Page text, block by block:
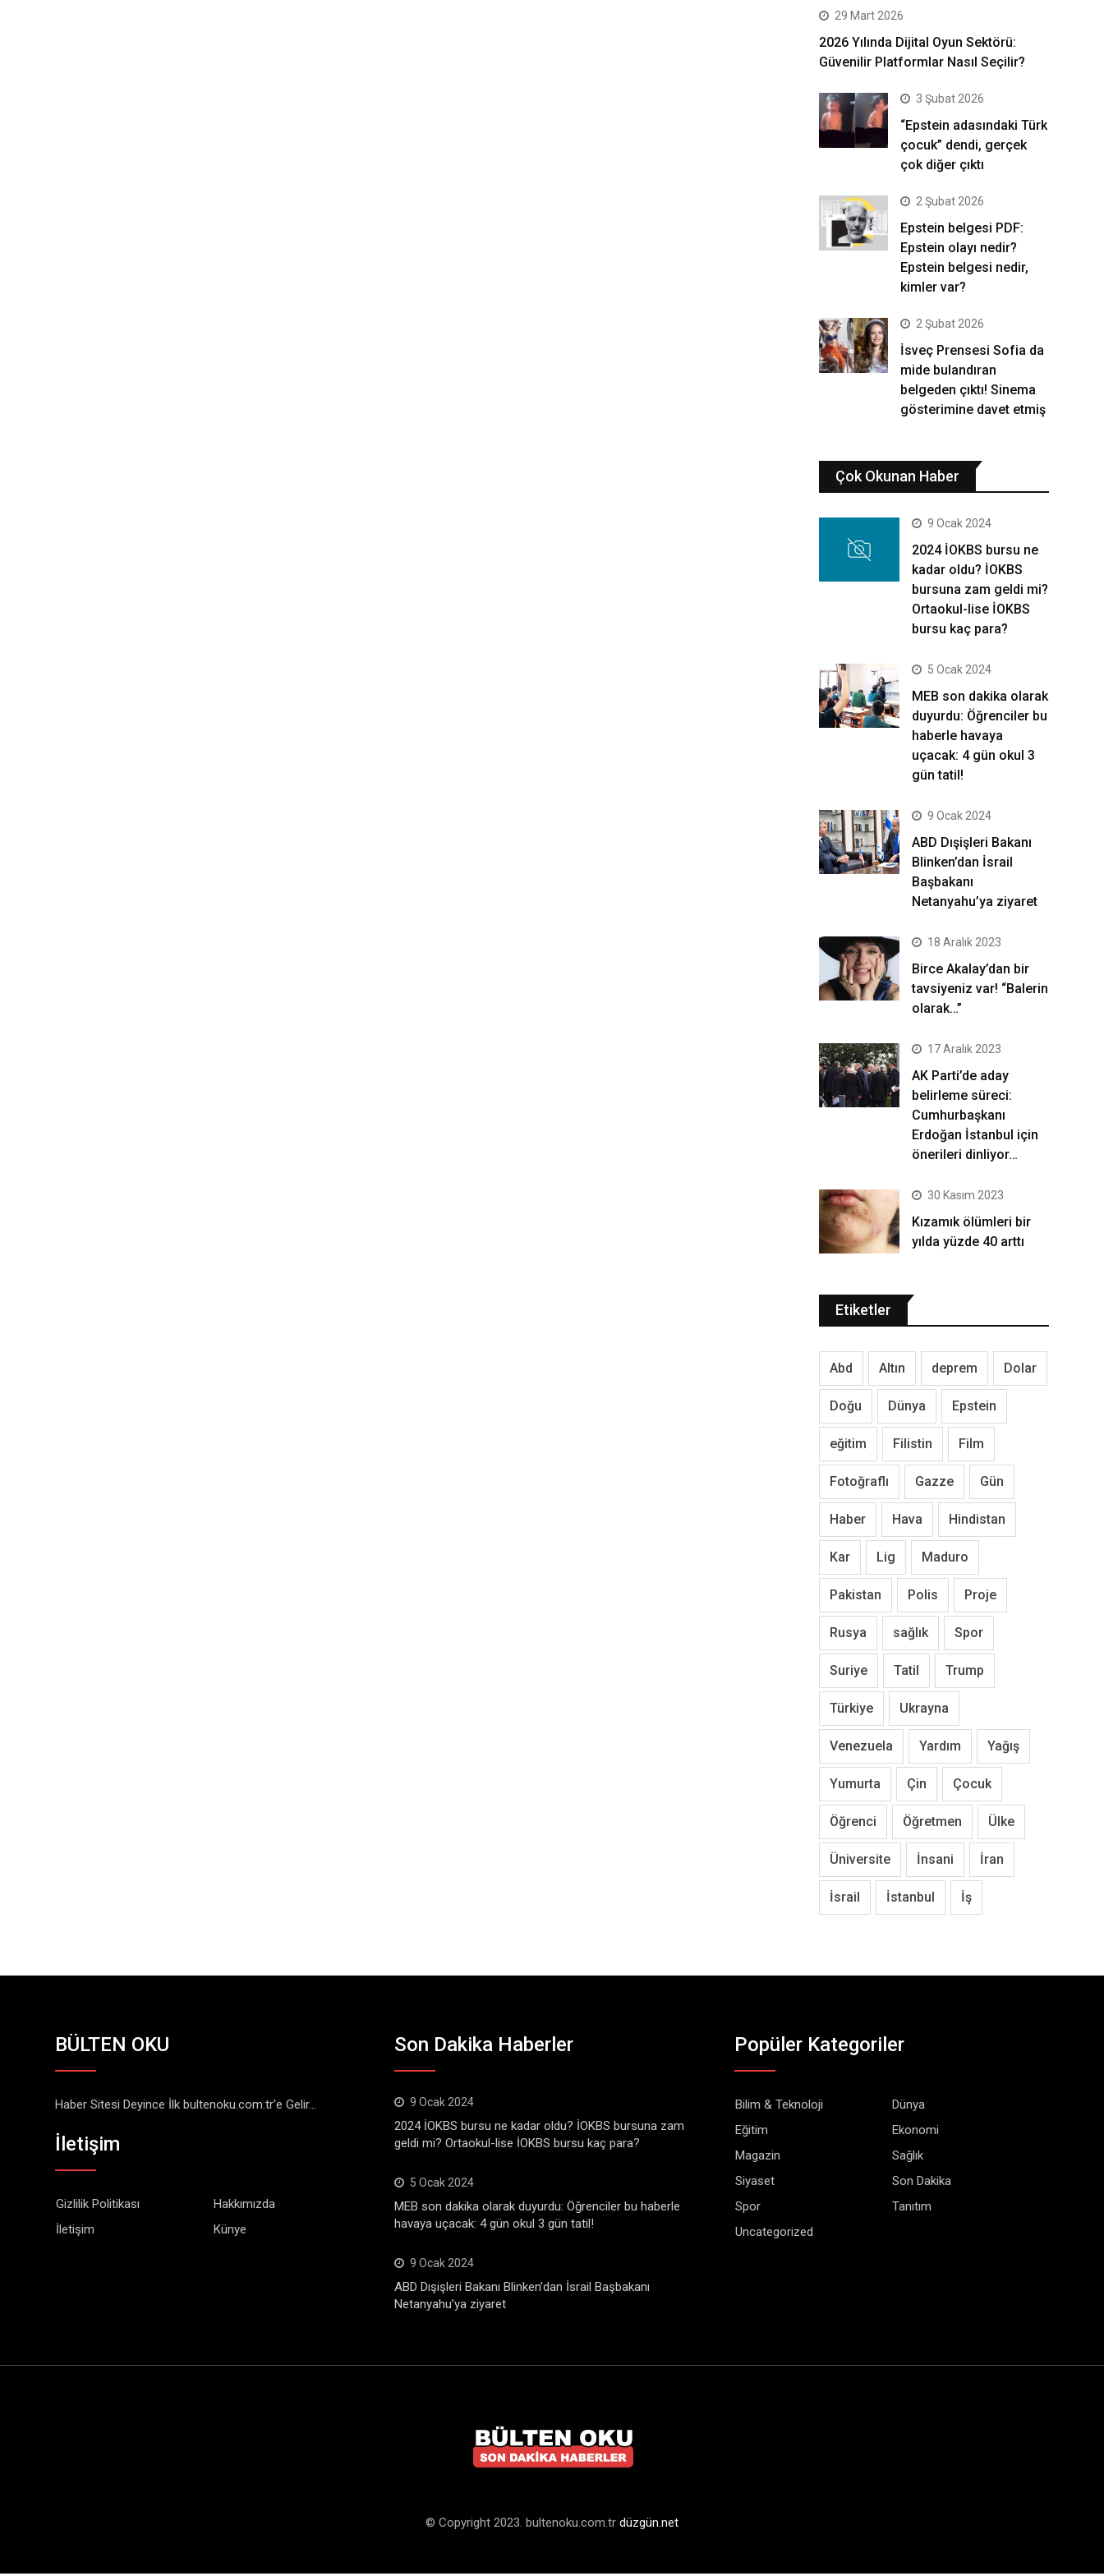
29 Mart 2026
2026 Yılında Dijital Oyun Sektörü:
Güvenilir Platformlar Nasıl Seçilir?
3 Şubat 2026
“Epstein adasındaki Türk
çocuk” dendi, gerçek
çok diğer çıktı
2 Şubat 2026
Epstein belgesi PDF:
Epstein olayı nedir?
Epstein belgesi nedir,
kimler var?
2 Şubat 2026
İsveç Prensesi Sofia da
mide bulandıran
belgeden çıktı! Sinema
gösterimine davet etmiş
Çok Okunan Haber
9 Ocak 2024
2024 İOKBS bursu ne
kadar oldu? İOKBS
bursuna zam geldi mi?
Ortaokul-lise İOKBS
bursu kaç para?
5 Ocak 2024
MEB son dakika olarak
duyurdu: Öğrenciler bu
haberle havaya
uçacak: 4 gün okul 3
gün tatil!
9 Ocak 2024
ABD Dışişleri Bakanı
Blinken’dan İsrail
Başbakanı
Netanyahu’ya ziyaret
18 Aralık 2023
Birce Akalay’dan bir
tavsiyeniz var! “Balerin
olarak…”
17 Aralık 2023
AK Parti’de aday
belirleme süreci:
Cumhurbaşkanı
Erdoğan İstanbul için
önerileri dinliyor…
30 Kasım 2023
Kızamık ölümleri bir
yılda yüzde 40 arttı
Etiketler
Abd Altın deprem Dolar
Doğu Dünya Epstein
eğitim Filistin Film
Fotoğraflı Gazze Gün
Haber Hava Hindistan
Kar Lig Maduro
Pakistan Polis Proje
Rusya sağlık Spor
Suriye Tatil Trump
Türkiye Ukrayna
Venezuela Yardım Yağış
Yumurta Çin Çocuk
Öğrenci Öğretmen Ülke
Üniversite İnsani İran
İsrail İstanbul İş
BÜLTEN OKU
Haber Sitesi Deyince İlk bultenoku.com.tr'e Gelir...
İletişim
Gizlilik Politikası
Hakkımızda
İletişim
Künye
Son Dakika Haberler
9 Ocak 2024
2024 İOKBS bursu ne kadar oldu? İOKBS bursuna zam
geldi mi? Ortaokul-lise İOKBS bursu kaç para?
5 Ocak 2024
MEB son dakika olarak duyurdu: Öğrenciler bu haberle
havaya uçacak: 4 gün okul 3 gün tatil!
9 Ocak 2024
ABD Dışişleri Bakanı Blinken’dan İsrail Başbakanı
Netanyahu’ya ziyaret
Popüler Kategoriler
Bilim & Teknoloji
Dünya
Eğitim
Ekonomi
Magazin
Sağlık
Siyaset
Son Dakika
Spor
Tanıtım
Uncategorized
© Copyright 2023. bultenoku.com.tr düzgün.net